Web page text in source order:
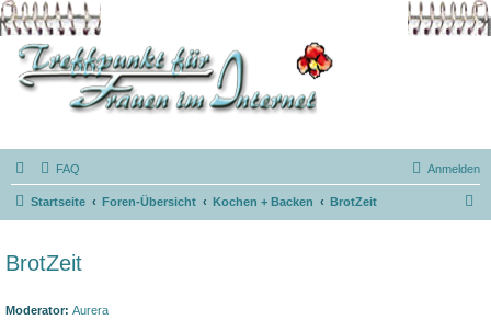
FAQ Anmelden
Startseite Foren-Übersicht Kochen + Backen BrotZeit
BrotZeit
Moderator: Aurera